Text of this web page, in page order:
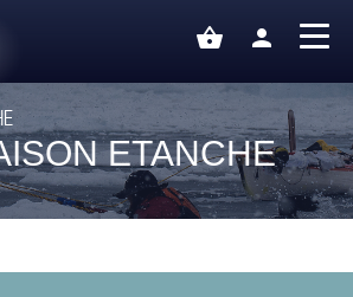
shopping_basket person
ETANCHE